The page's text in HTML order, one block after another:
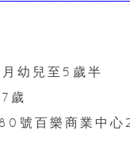
幼兒至5歲半
歲
號百樂商業中心